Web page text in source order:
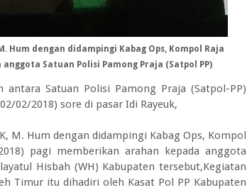
Hum dengan didampingi Kabag Ops, Kompol Raja
Satuan Polisi Pamong Praja (Satpol PP)
antara Satuan Polisi Pamong Praja (Satpol-PP)
02/2018) sore di pasar Idi Rayeuk,
M. Hum dengan didampingi Kabag Ops, Kompol
pagi memberikan arahan kepada anggota
Hisbah (WH) Kabupaten tersebut,Kegiatan
Timur itu dihadiri oleh Kasat Pol PP Kabupaten